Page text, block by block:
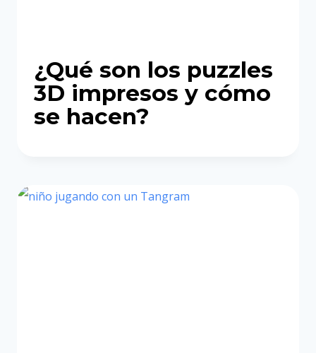
¿Qué son los puzzles
3D impresos y cómo
se hacen?